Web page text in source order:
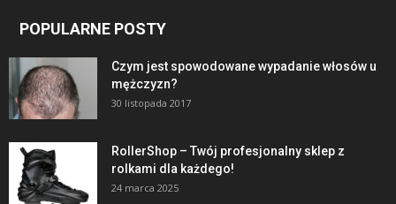
POPULARNE POSTY
Czym jest spowodowane wypadanie włosów u
mężczyzn?
30 listopada 2017
RollerShop – Twój profesjonalny sklep z
rolkami dla każdego!
24 marca 2025